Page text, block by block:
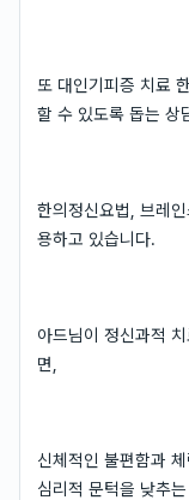
또 대인기피증 치료
할 수 있도록 돕는 상
한의정신요법, 브레
용하고 있습니다.
아드님이 정신과적
면,
신체적인 불편함과
심리적 문턱을 낮추